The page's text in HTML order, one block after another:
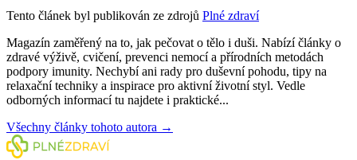
Tento článek byl publikován ze zdrojů Plné zdraví
Magazín zaměřený na to, jak pečovat o tělo i duši. Nabízí články o
zdravé výživě, cvičení, prevenci nemocí a přírodních metodách
podpory imunity. Nechybí ani rady pro duševní pohodu, tipy na
relaxační techniky a inspirace pro aktivní životní styl. Vedle
odborných informací tu najdete i praktické...
Všechny články tohoto autora →